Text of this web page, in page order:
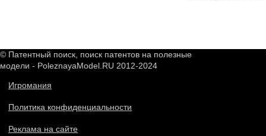
© Патентный поиск, поиск патентов на полезные
модели - PoleznayaModel.RU 2012-2024
Игромания
Политика конфиденциальности
Реклама на сайте